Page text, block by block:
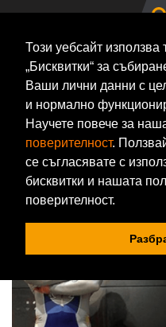
Този уебсайт използва
„Бисквитки“ за
Ваши лични данни с
и нормално
Научете повече за
поверителност.
се съгласявате с
бисквитки и нашата
поверителност.
0884 133 648
Онлайн магазин за хранителни
Поглед към бруталната
Поглед към
Робърт 'Quadzilla'